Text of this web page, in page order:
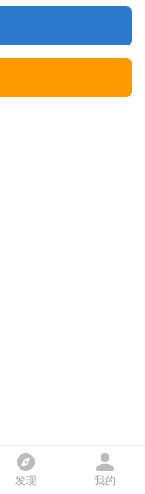
发现 我的